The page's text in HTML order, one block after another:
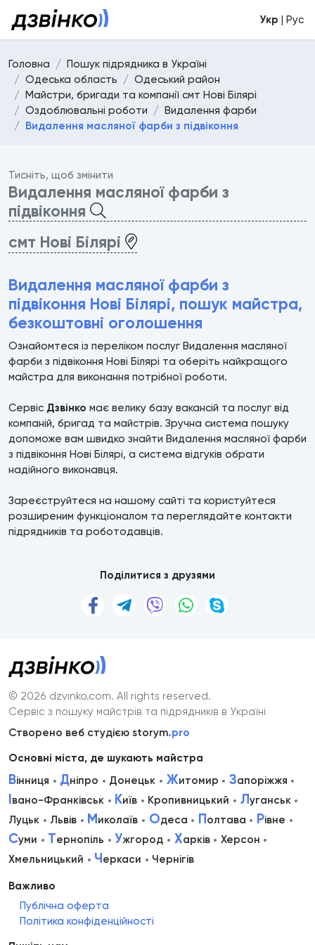
Укр | Рус
Головна
Пошук підрядника в Україні
Одеська область
Одеський район
Майстри, бригади та компанії смт Нові Білярі
Оздоблювальні роботи
Видалення фарби
Видалення масляної фарби з підвіконня
Тисніть, щоб змінити
Видалення масляної фарби з
підвіконня
смт Нові Білярі
Видалення масляної фарби з
підвіконня Нові Білярі, пошук майстра,
безкоштовні оголошення
Ознайомтеся із переліком послуг Видалення масляної
фарби з підвіконня Нові Білярі та оберіть найкращого
майстра для виконання потрібної роботи.
Сервіс Дзвінко має велику базу вакансій та послуг від
компаній, бригад та майстрів. Зручна система пошуку
допоможе вам швидко знайти Видалення масляної фарби
з підвіконня Нові Білярі, а система відгуків обрати
надійного виконавця.
Зареєструйтеся на нашому сайті та користуйтеся
розширеним функціоналом та переглядайте контакти
підрядників та роботодавців.
Поділитися з друзями
© 2026 dzvinko.com. All rights reserved.
Сервіс з пошуку майстрів та підрядників в Україні
Створено веб студією storym.pro
Основні міста, де шукають майстра
Вінниця Дніпро Донецьк Житомир Запоріжжя
Івано-Франківськ Київ Кропивницький Луганськ
Луцьк
Львів Миколаїв Одеса Полтава Рівне
Суми Тернопіль Ужгород Харків
Херсон
Хмельницький
Черкаси Чернігів
Важливо
Публічна оферта
Політика конфіденційності